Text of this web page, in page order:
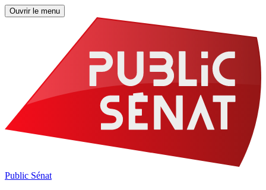
Ouvrir le menu
Public Sénat